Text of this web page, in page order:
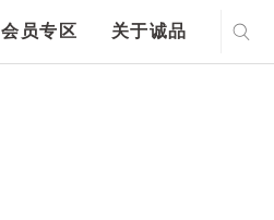
会员专区 关于诚品